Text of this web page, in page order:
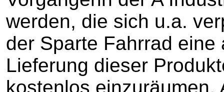
werden, die sich u.a.
der Sparte Fahrrad
Lieferung dieser
kostenlos einzuräumen.